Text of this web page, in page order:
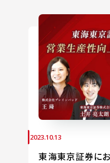
2023.10.13
東海東京証券に